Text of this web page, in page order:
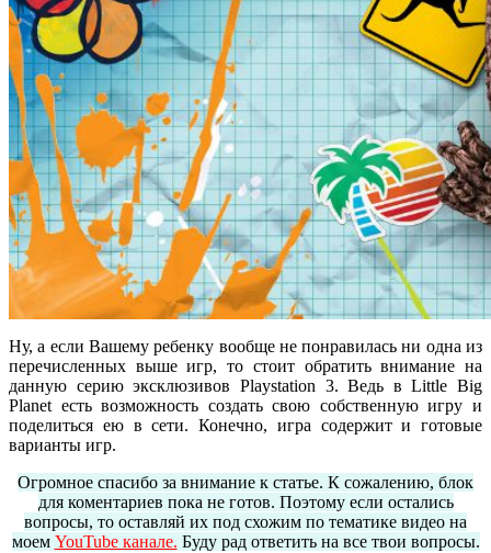
Ну, а если Вашему ребенку вообще не понравилась ни одна из
перечисленных выше игр, то стоит обратить внимание на
данную серию эксклюзивов Playstation 3. Ведь в Little Big
Planet есть возможность создать свою собственную игру и
поделиться ею в сети. Конечно, игра содержит и готовые
варианты игр.
Огромное спасибо за внимание к статье. К сожалению, блок
для коментариев пока не готов. Поэтому если остались
вопросы, то оставляй их под схожим по тематике видео на
моем YouTube канале. Буду рад ответить на все твои вопросы.